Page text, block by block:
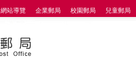
網站導覽 企業郵局 校園郵局 兒童郵局